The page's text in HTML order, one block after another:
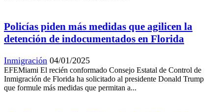
Policías piden más medidas que agilicen la
detención de indocumentados en Florida
Inmigración 04/01/2025
EFEMiami El recién conformado Consejo Estatal de Control de
Inmigración de Florida ha solicitado al presidente Donald Trump
que formule más medidas que permitan a...